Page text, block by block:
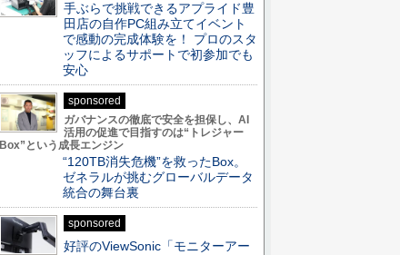
手ぶらで挑戦できるアプライド豊
田店の自作PC組み立てイベント
で感動の完成体験を！ プロのスタ
ッフによるサポートで初参加でも
安心
sponsored
ガバナンスの徹底で安全を担保し、AI
活用の促進で目指すのは“トレジャー
Box”という成長エンジン
“120TB消失危機”を救ったBox。
ゼネラルが挑むグローバルデータ
統合の舞台裏
sponsored
好評のViewSonic「モニターアー